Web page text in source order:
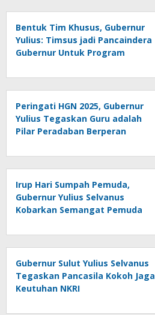
Bentuk Tim Khusus, Gubernur
Yulius: Timsus jadi Pancaindera
Gubernur Untuk Program
Monumental di Sulut
Peringati HGN 2025, Gubernur
Yulius Tegaskan Guru adalah
Pilar Peradaban Berperan
Irup Hari Sumpah Pemuda,
Gubernur Yulius Selvanus
Kobarkan Semangat Pemuda
Gubernur Sulut Yulius Selvanus
Tegaskan Pancasila Kokoh Jaga
Keutuhan NKRI